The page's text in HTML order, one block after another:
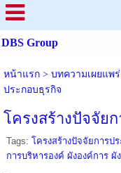
DBS Group
หน้าแรก> บทความเผยแพร่
ประกอบธุรกิจ
โครงสร้างปัจจัย
Tags: โครงสร้างปัจจัยการป
การบริหารองค์ ผังองค์การ ผั